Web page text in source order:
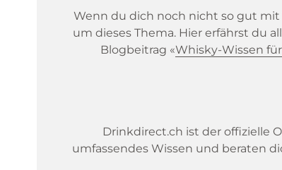
Wenn du dich noch nicht so gut
um dieses Thema. Hier erfährst du
Blogbeitrag «Whisky-Wissen
Drinkdirect.ch ist der offizielle
umfassendes Wissen und beraten